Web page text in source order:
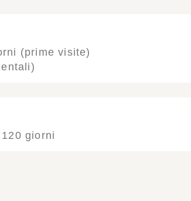
(prime visite)
giorni